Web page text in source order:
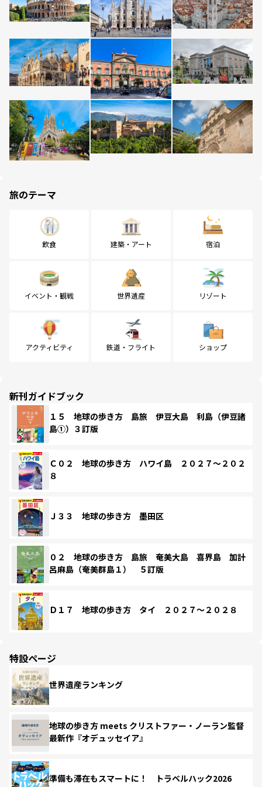
旅のテーマ
飲食 建築・アート 宿泊
イベント・観戦 世界遺産 リゾート
アクティビティ 鉄道・フライト ショップ
新刊ガイドブック
１５ 地球の歩き方 島旅 伊豆大島 利島（伊豆諸
島①）３訂版
Ｃ０２ 地球の歩き方 ハワイ島 ２０２７～２０２
８
Ｊ３３ 地球の歩き方 墨田区
０２ 地球の歩き方 島旅 奄美大島 喜界島 加計
呂麻島（奄美群島１） ５訂版
Ｄ１７ 地球の歩き方 タイ ２０２７～２０２８
特設ページ
世界遺産ランキング
地球の歩き方 meets クリストファー・ノーラン監督
最新作『オデュッセイア』
準備も滞在もスマートに！ トラベルハック2026